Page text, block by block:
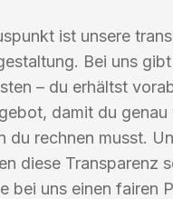
ist unsere
Bei uns
– du erhältst
damit du
du rechnen musst.
diese Transparenz
bei uns einen fairen